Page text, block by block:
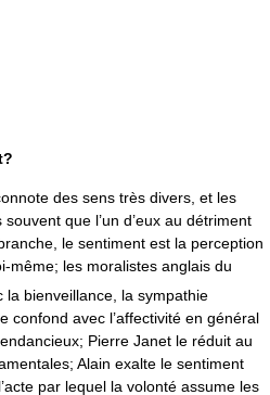
des sens très divers, et les
que l’un d’eux au détriment
le sentiment est la perception
même; les moralistes anglais du
la bienveillance, la sympathie
confond avec l’affectivité en général
Pierre Janet le réduit au
Alain exalte le sentiment
par lequel la volonté assume les